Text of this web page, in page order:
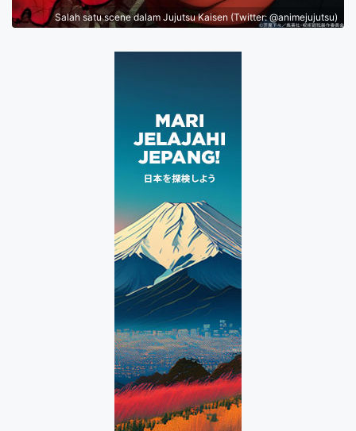
Salah satu scene dalam Jujutsu Kaisen (Twitter: @animejujutsu)